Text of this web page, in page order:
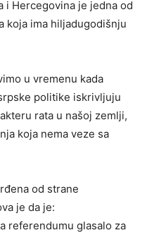
i Hercegovina je jedna od
koja ima hiljadugodišnju
u vremenu kada
politike iskrivljuju
rata u našoj zemlji,
koja nema veze sa
od strane
je da je:
referendumu glasalo za